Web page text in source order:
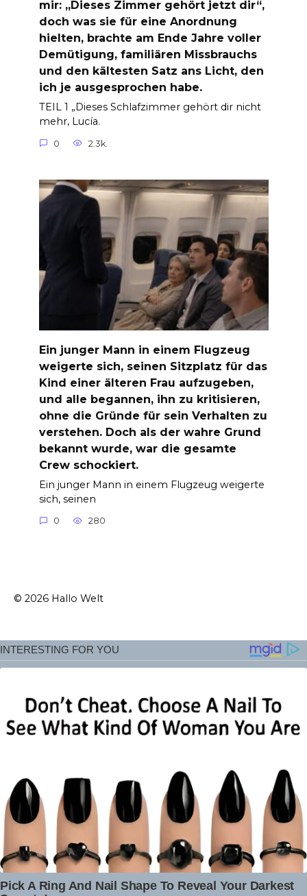
mir: „Dieses Zimmer gehört jetzt dir“,
doch was sie für eine Anordnung
hielten, brachte am Ende Jahre voller
Demütigung, familiären Missbrauchs
und den kältesten Satz ans Licht, den
ich je ausgesprochen habe.
TEIL 1 „Dieses Schlafzimmer gehört dir nicht
mehr, Lucía.
0 2.3k.
Ein junger Mann in einem Flugzeug
weigerte sich, seinen Sitzplatz für das
Kind einer älteren Frau aufzugeben,
und alle begannen, ihn zu kritisieren,
ohne die Gründe für sein Verhalten zu
verstehen. Doch als der wahre Grund
bekannt wurde, war die gesamte
Crew schockiert.
Ein junger Mann in einem Flugzeug weigerte
sich, seinen
0 280
© 2026 Hallo Welt